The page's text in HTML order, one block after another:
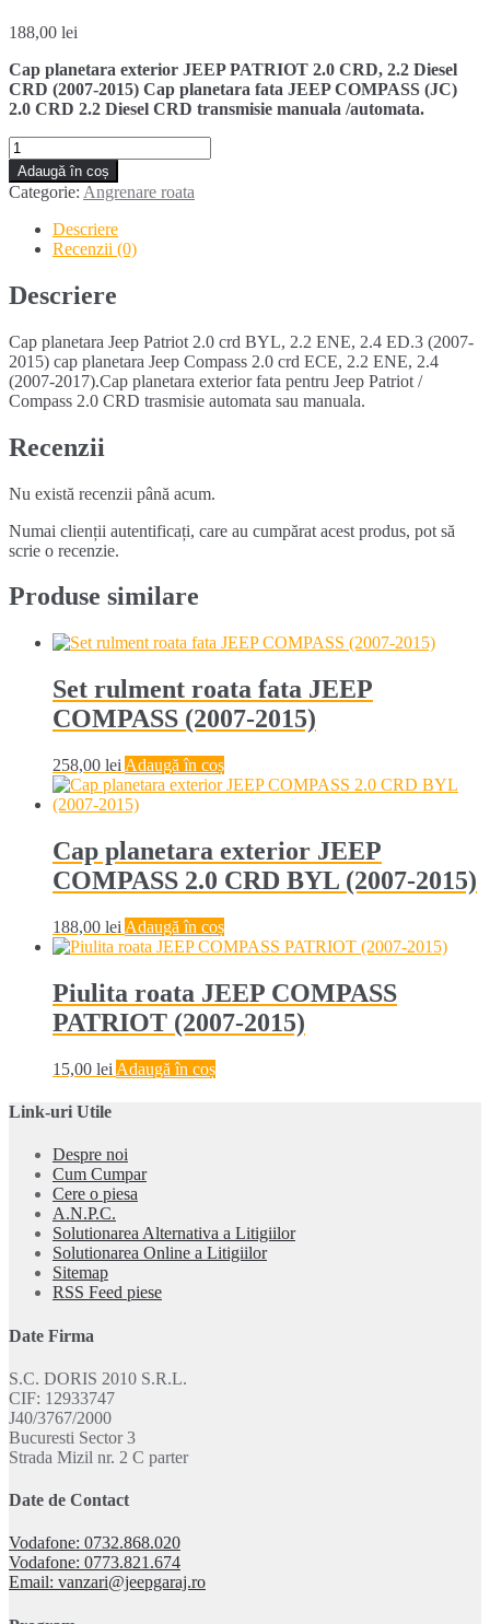
188,00 lei
Cap planetara exterior JEEP PATRIOT 2.0 CRD, 2.2 Diesel
CRD (2007-2015) Cap planetara fata JEEP COMPASS (JC)
2.0 CRD 2.2 Diesel CRD transmisie manuala /automata.
Cantitate
Cap
planetara
JEEP
PATRIOT
BYL
(2007-
Adaugă în coș
Categorie: Angrenare roata
Descriere
Recenzii (0)
Descriere
Cap planetara Jeep Patriot 2.0 crd BYL, 2.2 ENE, 2.4 ED.3 (2007-
2015) cap planetara Jeep Compass 2.0 crd ECE, 2.2 ENE, 2.4
(2007-2017).Cap planetara exterior fata pentru Jeep Patriot /
Compass 2.0 CRD trasmisie automata sau manuala.
Recenzii
Nu există recenzii până acum.
Numai clienții autentificați, care au cumpărat acest produs, pot să
scrie o recenzie.
Produse similare
Set rulment roata fata JEEP
COMPASS (2007-2015)
258,00 lei Adaugă în coș
Cap planetara exterior JEEP
COMPASS 2.0 CRD BYL (2007-2015)
188,00 lei Adaugă în coș
Piulita roata JEEP COMPASS
PATRIOT (2007-2015)
15,00 lei Adaugă în coș
Link-uri Utile
Despre noi
Cum Cumpar
Cere o piesa
A.N.P.C.
Solutionarea Alternativa a Litigiilor
Solutionarea Online a Litigiilor
Sitemap
RSS Feed piese
Date Firma
S.C. DORIS 2010 S.R.L.
CIF: 12933747
J40/3767/2000
Bucuresti Sector 3
Strada Mizil nr. 2 C parter
Date de Contact
Vodafone: 0732.868.020
Vodafone: 0773.821.674
Email: vanzari@jeepgaraj.ro